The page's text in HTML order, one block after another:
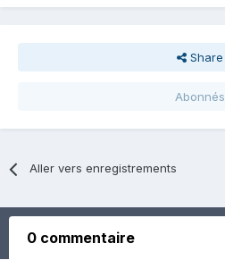
Share
Abonnés
Aller vers enregistrements
0 commentaire